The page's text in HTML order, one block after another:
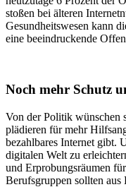
stoßen bei älteren
Gesundheitswesen kann
eine beeindruckende
Noch mehr Schutz
Von der Politik wünschen
plädieren für mehr
bezahlbares Internet gibt.
digitalen Welt zu
und Erprobungsräumen
Berufsgruppen sollten